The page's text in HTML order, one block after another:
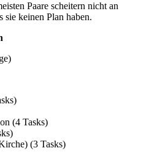
Paare scheitern nicht an
sie keinen Plan haben.
(4 Tasks)
(3 Tasks)